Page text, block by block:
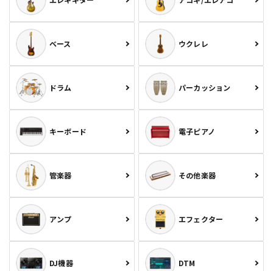
ベース ウクレレ
ドラム パーカッション
キーボード 電子ピアノ
管楽器 その他楽器
アンプ エフェクター
DJ機器 DTM